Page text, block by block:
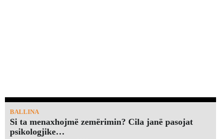
BALLINA
Si ta menaxhojmë zemërimin? Cila janë pasojat
psikologjike…